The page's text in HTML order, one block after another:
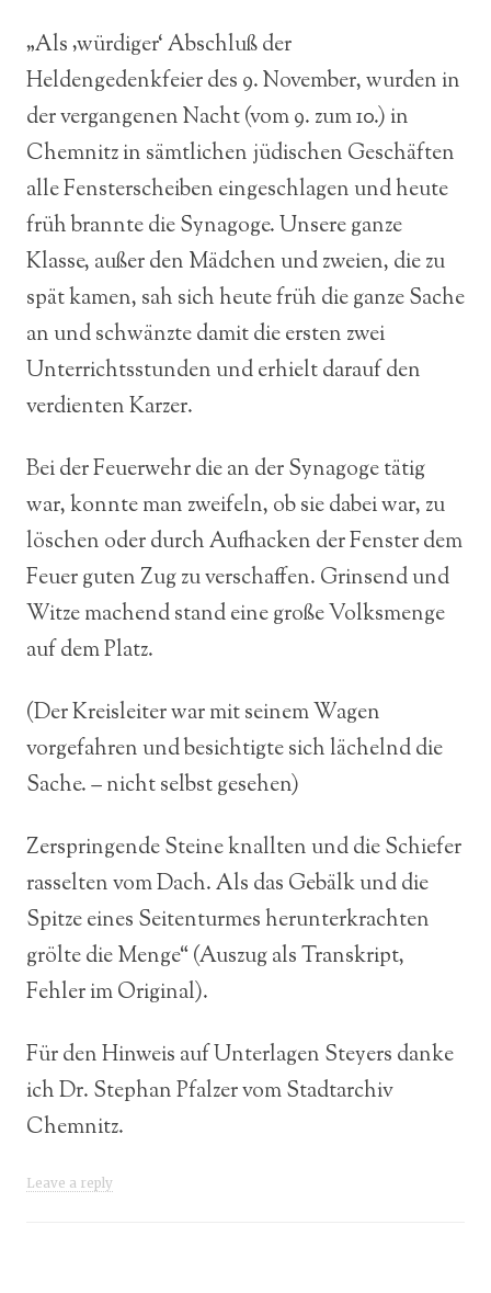
„Als ‚würdiger‘ Abschluß der
Heldengedenkfeier des 9. November, wurden in
der vergangenen Nacht (vom 9. zum 10.) in
Chemnitz in sämtlichen jüdischen Geschäften
alle Fensterscheiben eingeschlagen und heute
früh brannte die Synagoge. Unsere ganze
Klasse, außer den Mädchen und zweien, die zu
spät kamen, sah sich heute früh die ganze Sache
an und schwänzte damit die ersten zwei
Unterrichtsstunden und erhielt darauf den
verdienten Karzer.
Bei der Feuerwehr die an der Synagoge tätig
war, konnte man zweifeln, ob sie dabei war, zu
löschen oder durch Aufhacken der Fenster dem
Feuer guten Zug zu verschaffen. Grinsend und
Witze machend stand eine große Volksmenge
auf dem Platz.
(Der Kreisleiter war mit seinem Wagen
vorgefahren und besichtigte sich lächelnd die
Sache. – nicht selbst gesehen)
Zerspringende Steine knallten und die Schiefer
rasselten vom Dach. Als das Gebälk und die
Spitze eines Seitenturmes herunterkrachten
grölte die Menge“ (Auszug als Transkript,
Fehler im Original).
Für den Hinweis auf Unterlagen Steyers danke
ich Dr. Stephan Pfalzer vom Stadtarchiv
Chemnitz.
Leave a reply